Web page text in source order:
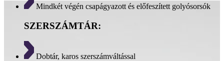
Mindkét végén csapágyazott és előfeszített golyósorsók
SZERSZÁMTÁR:
Dobtár, karos szerszámváltással